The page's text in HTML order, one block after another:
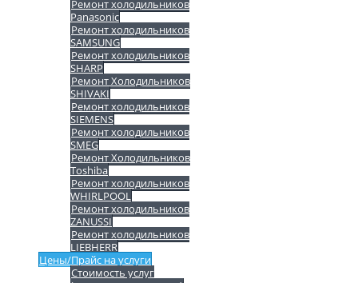
Ремонт холодильников
Panasonic
Ремонт холодильников
SAMSUNG
Ремонт холодильников
SHARP
Ремонт Холодильников
SHIVAKI
Ремонт холодильников
SIEMENS
Ремонт холодильников
SMEG
Ремонт Холодильников
Toshiba
Ремонт холодильников
WHIRLPOOL
Ремонт холодильников
ZANUSSI
Ремонт холодильников
LIEBHERR
Цены/Прайс на услуги
Стоимость услуг